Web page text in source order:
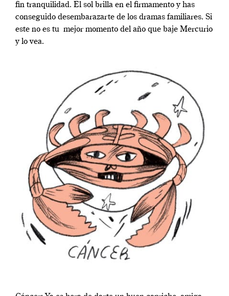
fin tranquilidad. El sol brilla en el firmamento y has
conseguido desembarazarte de los dramas familiares. Si
este no es tu mejor momento del año que baje Mercurio
y lo vea.